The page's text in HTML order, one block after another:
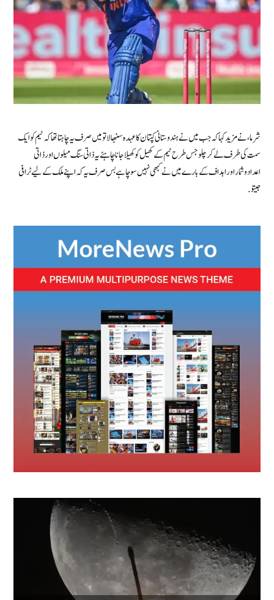
شرما، نے مزید کہا کہ جب میں نے ہندوستانی کپتان کا عہدہ سنبھالا تو میں صرف یہ چاہتا تھا کہ ٹیم کو ایک
سمت کی طرف لے کر چلو جس طرح ٹیم کے کھیل کو کھیلا جانا چاہئے یہ ذاتی سنگ میلوں اور ذاتی
اعدادوشمار اور اہداف کے بارے میں نے کبھی نہیں سوچا ہےبس صرف یہ کہ اپنے ملک کے لیے ٹرافی
جیتو.